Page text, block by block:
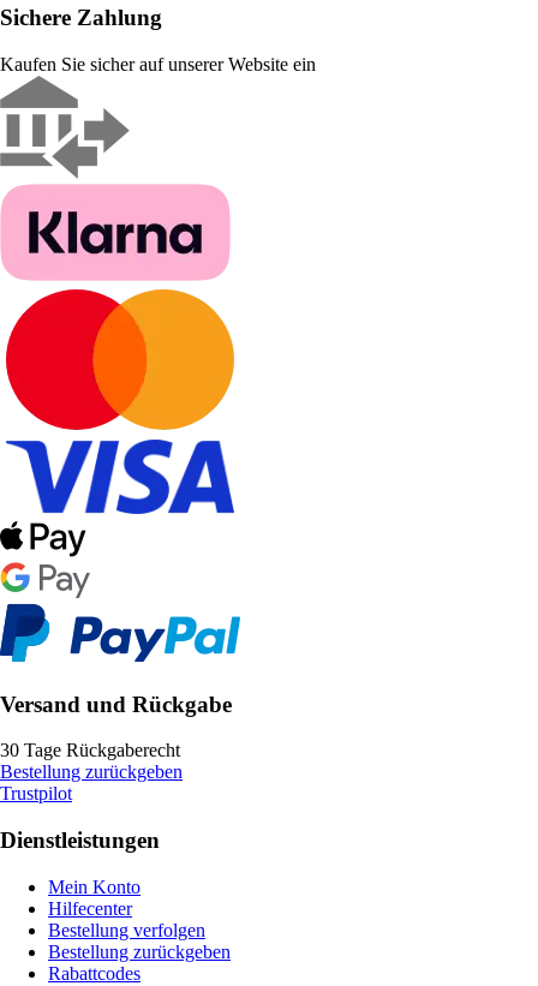
Sichere Zahlung
Kaufen Sie sicher auf unserer Website ein
Versand und Rückgabe
30 Tage Rückgaberecht
Bestellung zurückgeben
Trustpilot
Dienstleistungen
Mein Konto
Hilfecenter
Bestellung verfolgen
Bestellung zurückgeben
Rabattcodes